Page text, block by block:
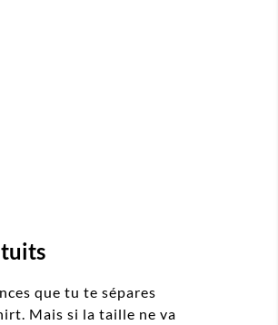
que tu te sépares
Mais si la taille ne va